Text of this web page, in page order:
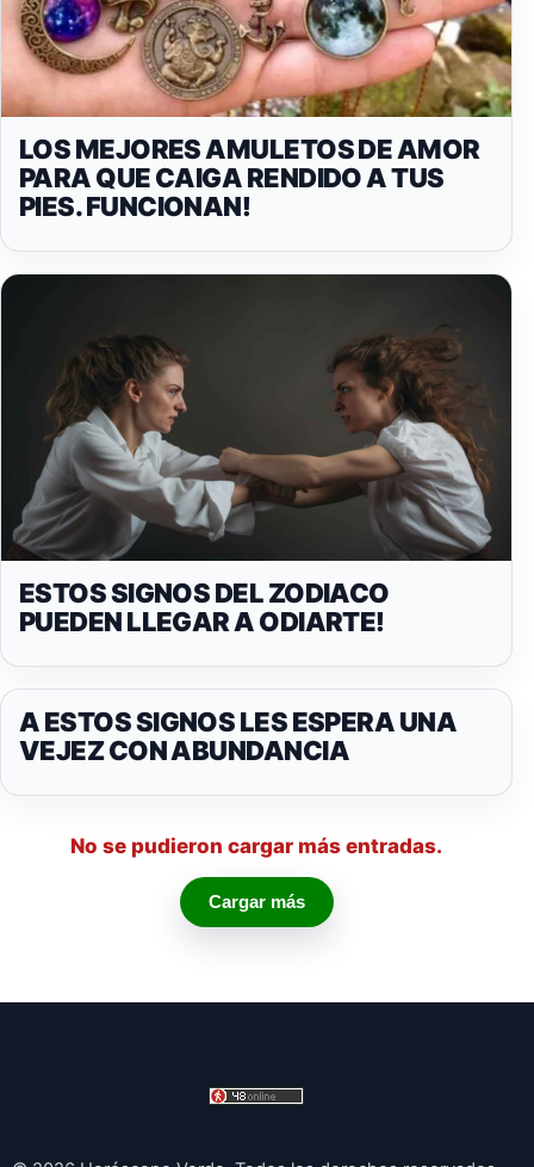
LOS MEJORES AMULETOS DE AMOR
PARA QUE CAIGA RENDIDO A TUS
PIES. FUNCIONAN!
ESTOS SIGNOS DEL ZODIACO
PUEDEN LLEGAR A ODIARTE!
A ESTOS SIGNOS LES ESPERA UNA
VEJEZ CON ABUNDANCIA
No se pudieron cargar más entradas.
Cargar más